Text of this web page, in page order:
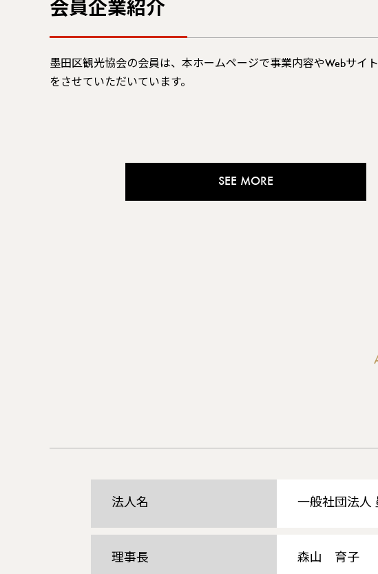
会員企業紹介
墨田区観光協会の会員は、本ホームページで事業内容やWebサイ
をさせていただいています。
SEE MORE
法人名 一般社団法人
理事長 森山 育子